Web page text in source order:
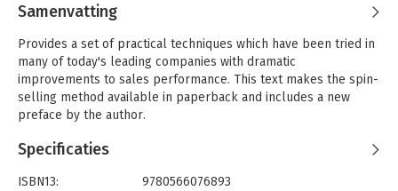
Samenvatting
Provides a set of practical techniques which have been tried in
many of today's leading companies with dramatic
improvements to sales performance. This text makes the spin-
selling method available in paperback and includes a new
preface by the author.
Specificaties
ISBN13:
9780566076893